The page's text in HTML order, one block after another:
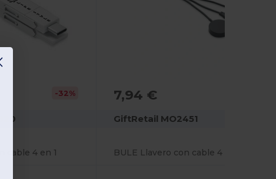
-32%
cable 4 en 1
7,94 €
GiftRetail MO2451
BULE Llavero con cable 4 en 1